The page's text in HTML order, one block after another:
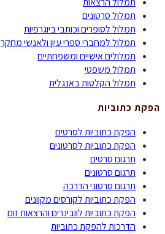
תמלול סרטונים
תמלול לסופרים וכותבי ביוגרפיות
תמלול למחברי ספרי עיון ולאנשי מחקר
תמלולים אישיים ומשפחתיים
תמלול משפטי
תמלול הקלטות באנגלית
הפקת כתוביות
הפקת כתוביות לסרטים
הפקת כתוביות לסרטונים
תרגום סרטים
תרגום סרטונים
תרגום סרטוני הדרכה
הפקת כתוביות לקורסים מקוונים
הפקת כתוביות לוובינרים והרצאות זום
הדרכות להפקת כתוביות